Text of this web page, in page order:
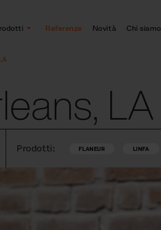
Referenze Novità Chi siamo
LA
Prodotti: FLANEUR LINFA